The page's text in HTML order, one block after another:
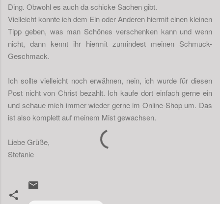
Ding. Obwohl es auch da schicke Sachen gibt.
Vielleicht konnte ich dem Ein oder Anderen hiermit einen kleinen
Tipp geben, was man Schönes verschenken kann und wenn
nicht, dann kennt ihr hiermit zumindest meinen Schmuck-
Geschmack.
Ich sollte vielleicht noch erwähnen, nein, ich wurde für diesen
Post nicht von Christ bezahlt. Ich kaufe dort einfach gerne ein
und schaue mich immer wieder gerne im Online-Shop um. Das
ist also komplett auf meinem Mist gewachsen.
Liebe Grüße,
Stefanie